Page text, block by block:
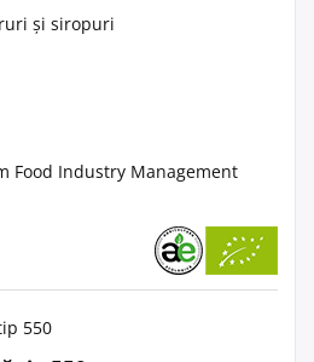
și siropuri
Food Industry Management